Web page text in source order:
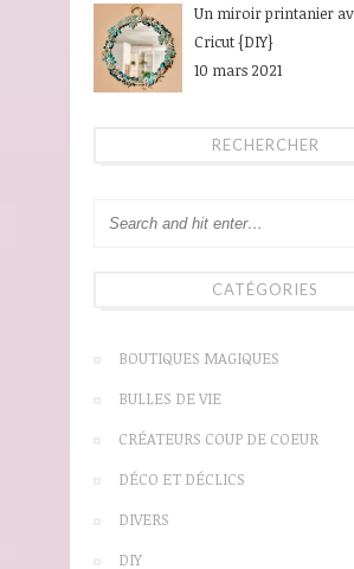
Un miroir printanier
Cricut {DIY}
10 mars 2021
RECHERCHER
CATÉGORIES
BOUTIQUES MAGIQUES
BULLES DE VIE
CRÉATEURS COUP DE COEUR
DÉCO ET DÉCLICS
DIVERS
DIY